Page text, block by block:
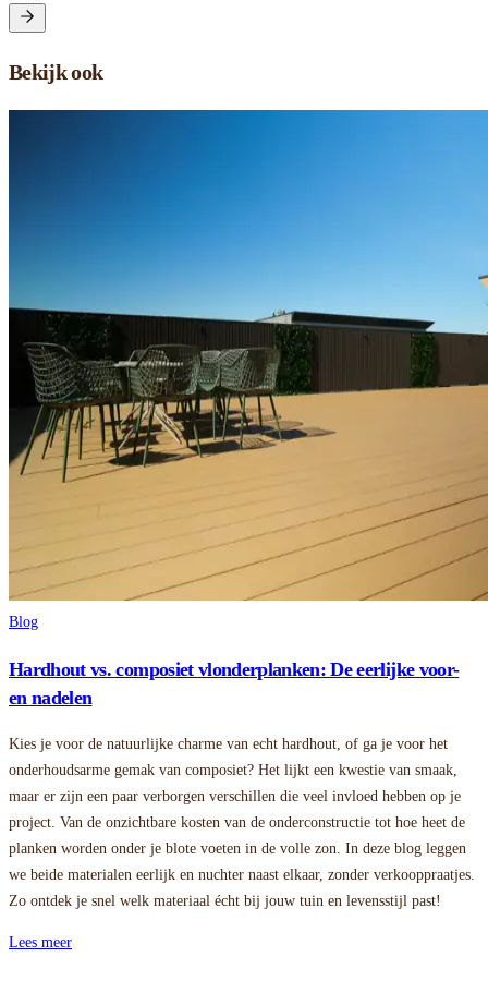
Bekijk ook
Blog
Hardhout vs. composiet vlonderplanken: De eerlijke voor-
en nadelen
Kies je voor de natuurlijke charme van echt hardhout, of ga je voor het
onderhoudsarme gemak van composiet? Het lijkt een kwestie van smaak,
maar er zijn een paar verborgen verschillen die veel invloed hebben op je
project. Van de onzichtbare kosten van de onderconstructie tot hoe heet de
planken worden onder je blote voeten in de volle zon. In deze blog leggen
we beide materialen eerlijk en nuchter naast elkaar, zonder verkooppraatjes.
Zo ontdek je snel welk materiaal écht bij jouw tuin en levensstijl past!
Lees meer